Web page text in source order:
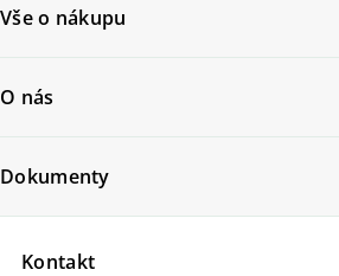
Vše o nákupu
O nás
Kontakt
Dokumenty